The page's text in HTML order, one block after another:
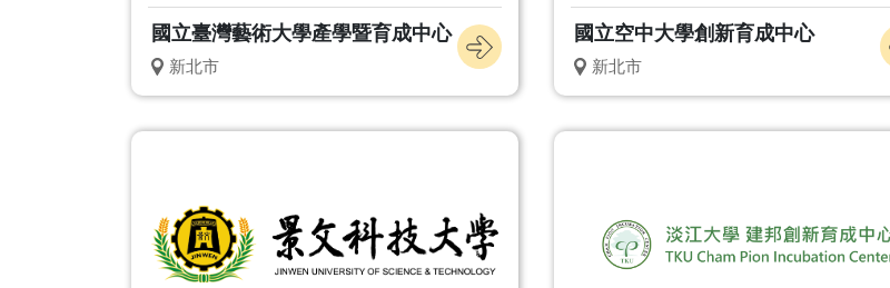
國立臺灣藝術大學產學暨育成中心
新北市
國立空中大學創新育成中心
新北市